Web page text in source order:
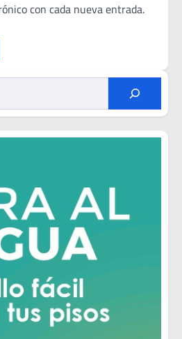
con cada nueva entrada.